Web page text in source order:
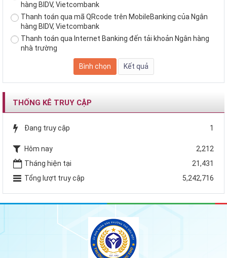
hàng BIDV, Vietcombank
Thanh toán qua mã QRcode trên MobileBanking của Ngân
hàng BIDV, Vietcombank
Thanh toán qua Internet Banking đến tải khoản Ngân hàng
nhà trường
THỐNG KÊ TRUY CẬP
Đang truy cập 1
Hôm nay
2,212
Tháng hiện tại
21,431
Tổng lượt truy cập
5,242,716